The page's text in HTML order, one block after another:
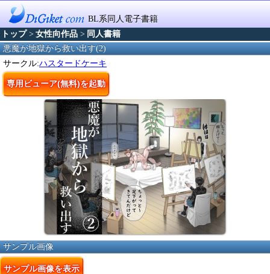
BL系同人電子書籍
トップ> 女性向作品 > 同人書籍
悪魔が地獄から救い出す(2)
サークル:ハスタードケーキ
専用ビューア(無料)を起動
サンプル画像
サンプル画像を表示